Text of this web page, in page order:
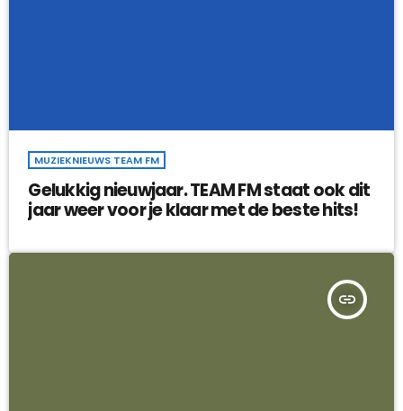
MUZIEKNIEUWS TEAM FM
Gelukkig nieuwjaar. TEAM FM staat ook dit
jaar weer voor je klaar met de beste hits!
insert_link